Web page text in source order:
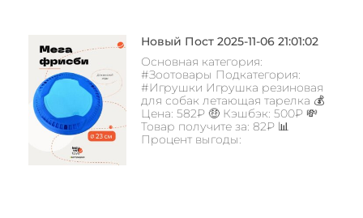
Новый Пост 2025-11-06 21:01:02
Основная категория:
#Зоотовары Подкатегория:
#Игрушки Игрушка резиновая
для собак летающая тарелка 💰
Цена: 582₽ 🤑 Кэшбэк: 500₽ 💸
Товар получите за: 82₽ 📊
Процент выгоды: